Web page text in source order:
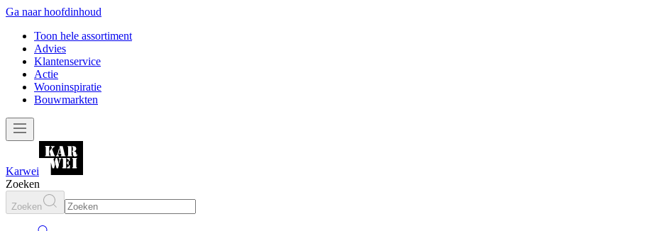
Ga naar hoofdinhoud
Toon hele assortiment
Advies
Klantenservice
Actie
Wooninspiratie
Bouwmarkten
Karwei
Zoeken
Zoeken